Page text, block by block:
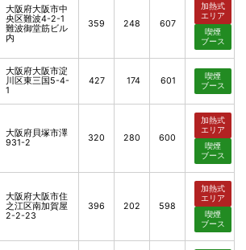
大阪府大阪市中
央区難波4-2-1
難波御堂筋ビル
内
359 248 607
加熱式
エリア
喫煙
ブース
大阪府大阪市淀
川区東三国5-4-
1
427 174 601
喫煙
ブース
大阪府貝塚市澤
931-2
320 280 600
加熱式
エリア
喫煙
ブース
大阪府大阪市住
之江区南加賀屋
2-2-23
396 202 598
加熱式
エリア
喫煙
ブース